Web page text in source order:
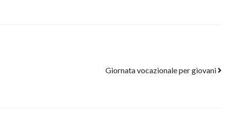
Giornata vocazionale per giovani